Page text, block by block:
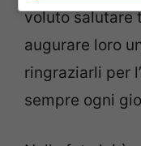
voluto salutare
augurare loro
ringraziarli per
sempre ogni